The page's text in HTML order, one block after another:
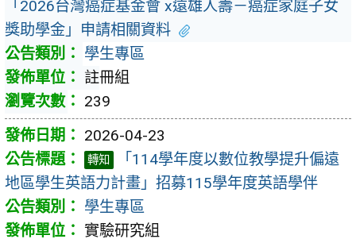
「2026台灣癌症基金會 x遠雄人壽－癌症家庭子女
獎助學金」申請相關資料
學生專區
註冊組
239
2026-04-23
轉知
「114學年度以數位教學提升偏遠
地區學生英語力計畫」招募115學年度英語學伴
學生專區
實驗研究組